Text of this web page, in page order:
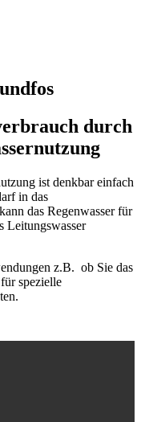
durch
ist denkbar einfach
in das
das Regenwasser für
Leitungswasser
z.B. ob Sie das
spezielle